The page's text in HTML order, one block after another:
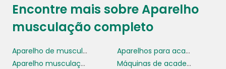
Encontre mais sobre Aparelho
musculação completo
Aparelho de musculação residencial completo
Aparelhos para academia profissional
Aparelho musculação completo
Máquinas de academia para perna